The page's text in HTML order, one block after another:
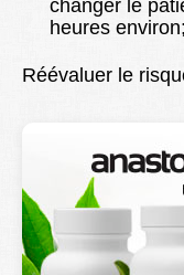
changer le
heures environ;
Réévaluer le